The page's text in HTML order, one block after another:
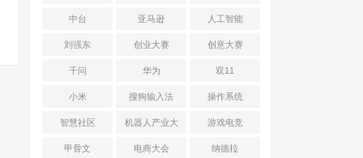
会
中台 亚马逊 人工智能
刘强东 创业大赛 创意大赛
千问 华为 双11
小米 搜狗输入法 操作系统
智慧社区 机器人产业大
会
游戏电竞
甲骨文 电商大会 纳德拉